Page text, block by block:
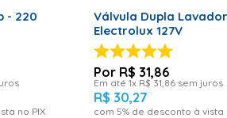
- 220
no PIX
Válvula Dupla
Electrolux 127V
R$ 31,86
Em até 1x R$ 31 86sem juros
R$ 30,27
com 5% de desconto à vista